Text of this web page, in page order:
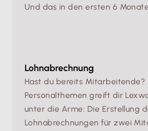
Und das in den ersten 6
Lohnabrechnung
Hast du bereits Mitarbeitende?
Personalthemen greift dir
unter die Arme: Die Erstellung
Lohnabrechnungen für zwei